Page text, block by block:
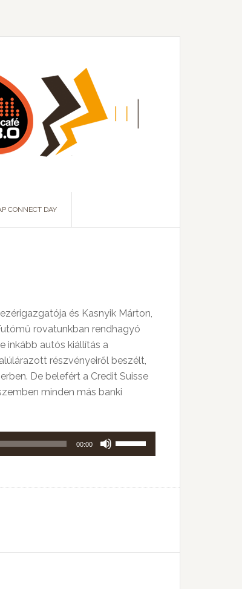
CONNECT DAY
és Kasnyik Márton,
rovatunkban rendhagyó
inkább autós kiállítás a
részvényeiről beszélt,
De belefért a Credit Suisse
minden más banki
00:00
hangerő
illetőleg